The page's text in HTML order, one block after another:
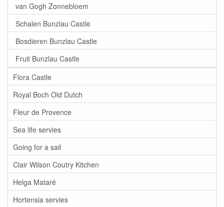
van Gogh Zonnebloem
Schalen Bunzlau Castle
Bosdieren Bunzlau Castle
Fruit Bunzlau Castle
Flora Castle
Royal Boch Old Dutch
Fleur de Provence
Sea life servies
Going for a sail
Clair Wilson Coutry Kitchen
Helga Mataré
Hortensia servies